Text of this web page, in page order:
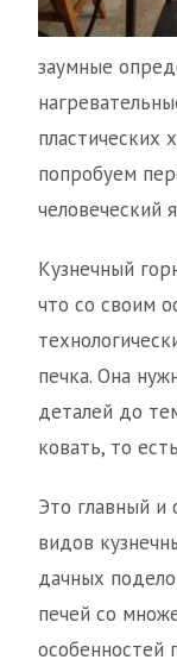
заумные
пластических
попробуем
человеческий
Кузнечный
что со своим
печка. Она
деталей до
ковать, то
Это главный
видов
дачных
печей со
особенностей